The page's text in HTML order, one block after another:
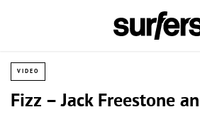
VIDEO
Fizz – Jack Freestone